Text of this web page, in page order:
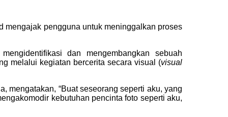
mengajak pengguna untuk meninggalkan proses
dan mengembangkan sebuah
melalui kegiatan bercerita secara visual (visual
mengatakan, “Buat seseorang seperti aku, yang
kebutuhan pencinta foto seperti aku,